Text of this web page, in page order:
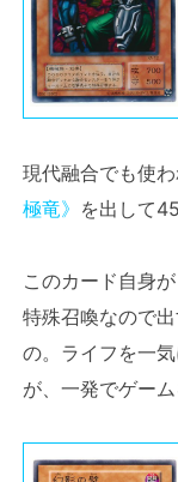
現代融合でも使
極竜》 を出して
このカード自身が
特殊召喚なので
の。ライフを一
が、一発でゲー